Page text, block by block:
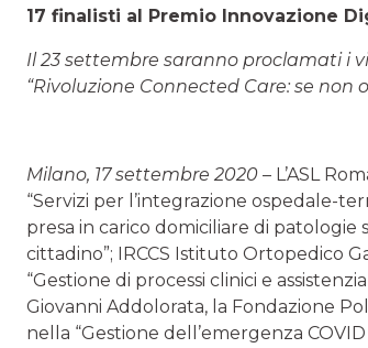
17 finalisti al Premio Innovazione
Il 23 settembre saranno proclamati i
“Rivoluzione Connected Care: se non
Milano, 17 settembre 2020 – L’ASL
“Servizi per l’integrazione ospedale-
presa in carico domiciliare di patologie
cittadino”; IRCCS Istituto Ortopedico
“Gestione di processi clinici e
Giovanni Addolorata, la Fondazione
nella “Gestione dell’emergenza